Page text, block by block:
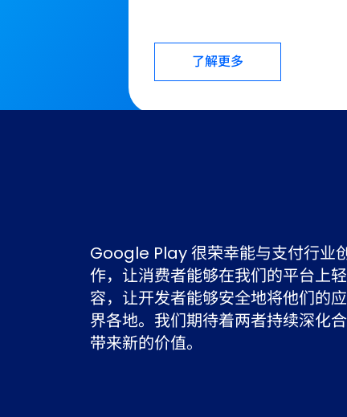
了解更多
Cider 通过与 Alipay+ 建立与深化
东南亚、欧美等重要市场中完成全
断优化支付体验，为业务的持续增长